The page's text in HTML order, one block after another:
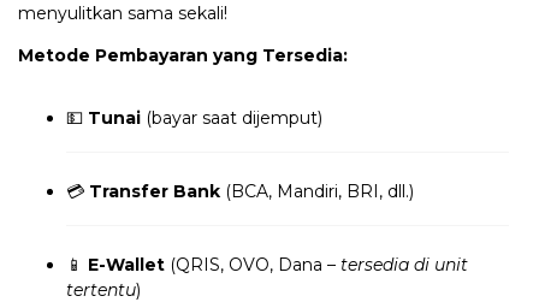
menyulitkan sama sekali!
Metode Pembayaran yang Tersedia:
💵 Tunai (bayar saat dijemput)
💳 Transfer Bank (BCA, Mandiri, BRI, dll.)
📱 E-Wallet (QRIS, OVO, Dana – tersedia di unit
tertentu)